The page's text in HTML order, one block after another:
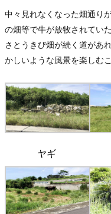
中々見れなくなった畑通り
の畑等で牛が放牧されてい
さとうきび畑が続く道があ
かしいような風景を楽しむ
ヤギ